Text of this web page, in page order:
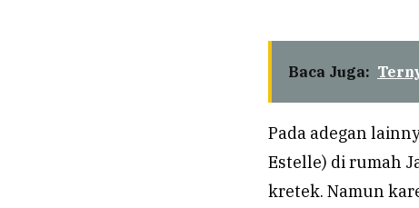
Baca Juga:
Pada adegan
Estelle) di rumah
kretek. Namun